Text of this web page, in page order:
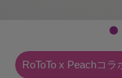
RoToTo x Peachコ